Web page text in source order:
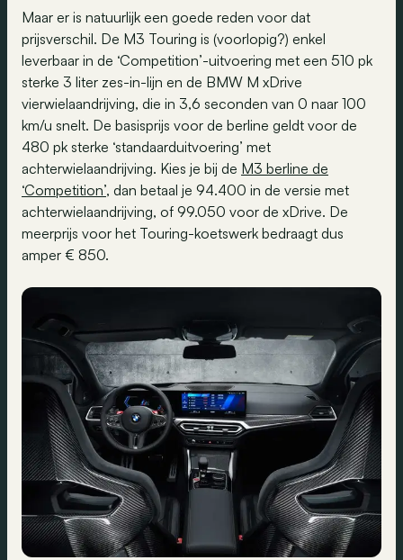
Maar er is natuurlijk een goede reden voor dat
prijsverschil. De M3 Touring is (voorlopig?) enkel
leverbaar in de ‘Competition’-uitvoering met een 510 pk
sterke 3 liter zes-in-lijn en de BMW M xDrive
vierwielaandrijving, die in 3,6 seconden van 0 naar 100
km/u snelt. De basisprijs voor de berline geldt voor de
480 pk sterke ‘standaarduitvoering’ met
achterwielaandrijving. Kies je bij de M3 berline de
‘Competition’, dan betaal je 94.400 in de versie met
achterwielaandrijving, of 99.050 voor de xDrive. De
meerprijs voor het Touring-koetswerk bedraagt dus
amper € 850.